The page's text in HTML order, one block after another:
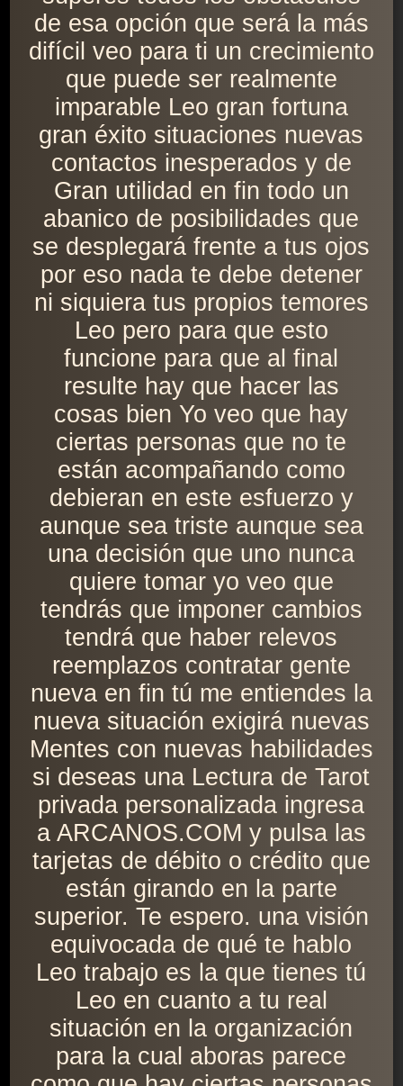
de esa opción que será la más
difícil veo para ti un crecimiento
que puede ser realmente
imparable Leo gran fortuna
gran éxito situaciones nuevas
contactos inesperados y de
Gran utilidad en fin todo un
abanico de posibilidades que
se desplegará frente a tus ojos
por eso nada te debe detener
ni siquiera tus propios temores
Leo pero para que esto
funcione para que al final
resulte hay que hacer las
cosas bien Yo veo que hay
ciertas personas que no te
están acompañando como
debieran en este esfuerzo y
aunque sea triste aunque sea
una decisión que uno nunca
quiere tomar yo veo que
tendrás que imponer cambios
tendrá que haber relevos
reemplazos contratar gente
nueva en fin tú me entiendes la
nueva situación exigirá nuevas
Mentes con nuevas habilidades
si deseas una Lectura de Tarot
privada personalizada ingresa
a ARCANOS.COM y pulsa las
tarjetas de débito o crédito que
están girando en la parte
superior. Te espero. una visión
equivocada de qué te hablo
Leo trabajo es la que tienes tú
Leo en cuanto a tu real
situación en la organización
para la cual aboras parece